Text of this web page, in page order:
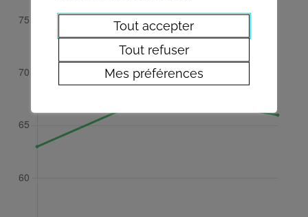
Tout accepter
Tout refuser
Mes préférences